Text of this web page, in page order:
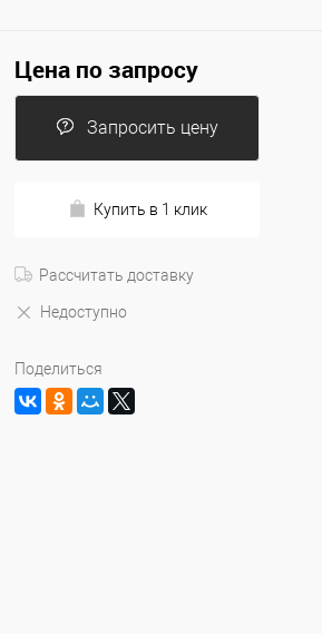
Срочная доставка по
Цена по запросу
Запросить цену
Купить в 1 клик
Рассчитать доставку
Недоступно
Поделиться